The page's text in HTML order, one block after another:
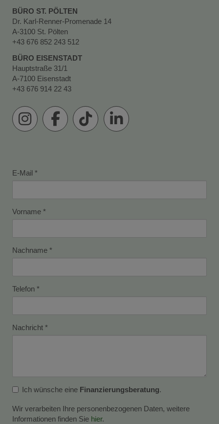
BÜRO ST. PÖLTEN
Dr. Karl-Renner-Promenade 14
A-3100 St. Pölten
+43 676 852 243 512
BÜRO EISENSTADT
Hauptstraße 31/1
A-7100 Eisenstadt
+43 676 914 22 43
E-Mail
Vorname
Nachname
Telefon
Nachricht
Ich wünsche eine Finanzierungsberatung.
Wir verarbeiten Ihre personenbezogenen Daten, weitere
Informationen finden Sie hier.